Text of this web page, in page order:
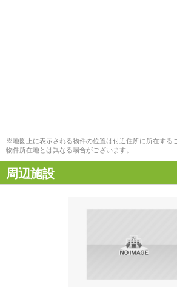
※地図上に表示される物件の位置は付近住所に所在する
物件所在地とは異なる場合がございます。
周辺施設